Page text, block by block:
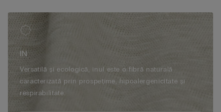
IN
Versatilă și ecologică, inul este o fibră naturală
caracterizată prin prospețime, hipoalergenicitate și
respirabilitate.